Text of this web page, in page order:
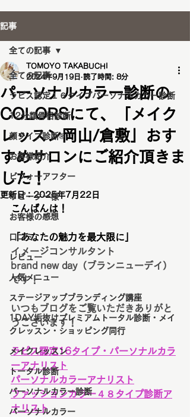
記事
全ての記事
ラピス認定１６タイプパーソナルカラー診断
12分類骨格診断
顔タイプ診断®️
お客様紹介
ビフォーアフター
リピーター様
お客様の感想
口コミ
レビュー
人気メニュー
ステージアップブランディング講座
1DAY垢抜けプレミアムトータル診断・メイ
クレッスン・ショッピング同行
メイクレッスン
トータル診断
パーソナルカラー診断
パーソナルカラー
全ての記事
パーソナルカラー診断の
COLORSにて、「メイク
レッスン岡山/倉敷」おす
すめサロンにご紹介頂きま
した！
TOMOYO TAKABUCHI
2024年9月19日 読了時間: 8分
更新日：2025年7月22日
こんばんは！
「あなたの魅力を最大限に」
イメージコンサルタント
brand new day（ブランニューデイ）
です！
いつもブログをご覧いただきありがと
うございます！
ラピス認定16タイプ・パーソナルカラ
ーアナリスト
パーソナルカラーアナリスト
ファッションカラー４８タイプ診断ア
ナリスト